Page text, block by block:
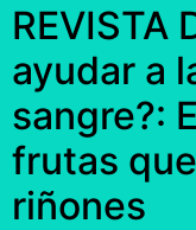
REVISTA
ayudar a
sangre?:
frutas
riñones